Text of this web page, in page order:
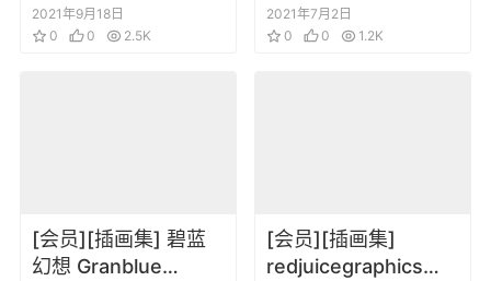
DEAD WOOD
DESIGNS
2021年9月18日
0
0 2.5K
サーガ画集
2021年7月2日
0
0 1.2K
[会员][插画集] 碧蓝
幻想 Granblue
[会员][插画集]
redjuicegraphics